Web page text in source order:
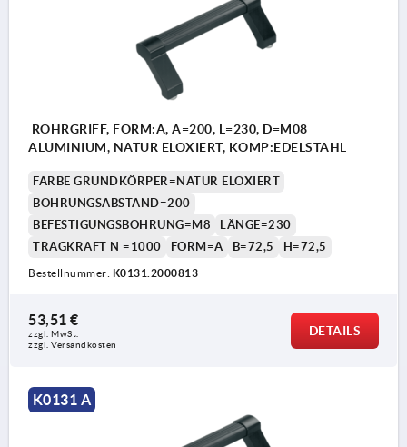
ROHRGRIFF, FORM:A, A=200, L=230, D=M08
ALUMINIUM, NATUR ELOXIERT, KOMP:EDELSTAHL
FARBE GRUNDKÖRPER=NATUR ELOXIERT
BOHRUNGSABSTAND=200
BEFESTIGUNGSBOHRUNG=M8
LÄNGE=230
TRAGKRAFT N =1000
FORM=A B=72,5 H=72,5
Bestellnummer: K0131.2000813
53,51 €
zzgl. MwSt.
zzgl. Versandkosten
DETAILS
K0131 A